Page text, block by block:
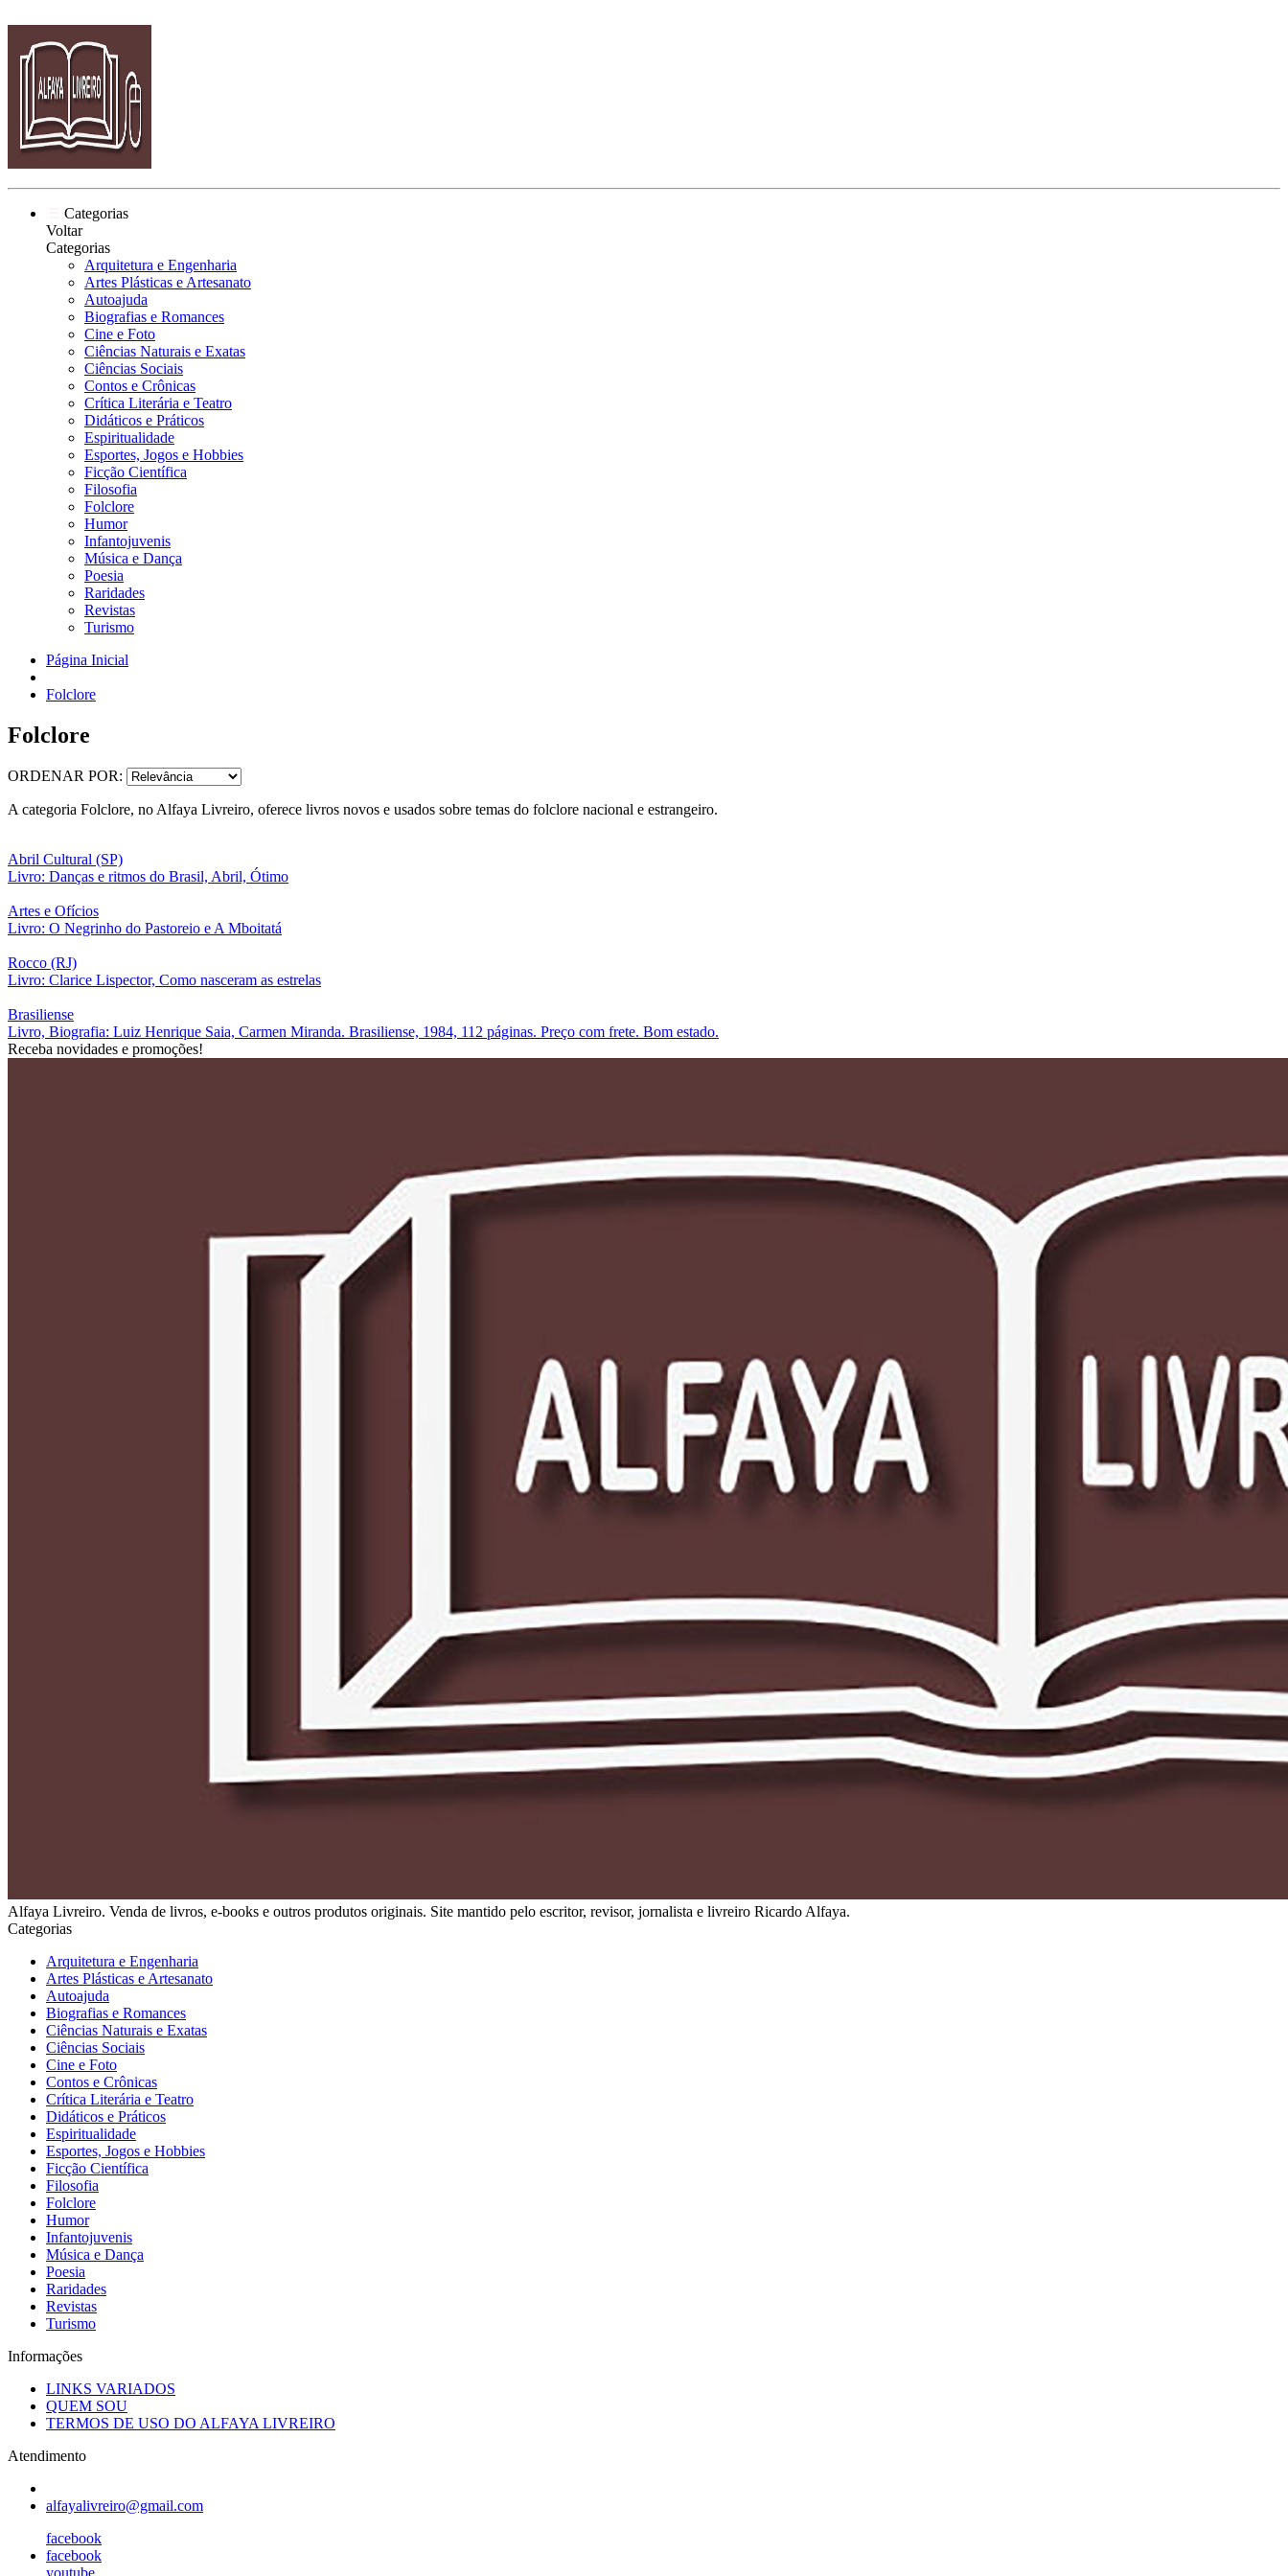
Categorias
Voltar
Categorias
Arquitetura e Engenharia
Artes Plásticas e Artesanato
Autoajuda
Biografias e Romances
Cine e Foto
Ciências Naturais e Exatas
Ciências Sociais
Contos e Crônicas
Crítica Literária e Teatro
Didáticos e Práticos
Espiritualidade
Esportes, Jogos e Hobbies
Ficção Científica
Filosofia
Folclore
Humor
Infantojuvenis
Música e Dança
Poesia
Raridades
Revistas
Turismo
Página Inicial
Folclore
Folclore
ORDENAR POR:
A categoria Folclore, no Alfaya Livreiro, oferece livros novos e usados sobre temas do folclore nacional e estrangeiro.
Abril Cultural (SP)
Livro: Danças e ritmos do Brasil, Abril, Ótimo
Artes e Ofícios
Livro: O Negrinho do Pastoreio e A Mboitatá
Rocco (RJ)
Livro: Clarice Lispector, Como nasceram as estrelas
Brasiliense
Livro, Biografia: Luiz Henrique Saia, Carmen Miranda. Brasiliense, 1984, 112 páginas. Preço com frete. Bom estado.
Receba novidades e promoções!
Alfaya Livreiro. Venda de livros, e-books e outros produtos originais. Site mantido pelo escritor, revisor, jornalista e livreiro Ricardo Alfaya.
Categorias
Arquitetura e Engenharia
Artes Plásticas e Artesanato
Autoajuda
Biografias e Romances
Ciências Naturais e Exatas
Ciências Sociais
Cine e Foto
Contos e Crônicas
Crítica Literária e Teatro
Didáticos e Práticos
Espiritualidade
Esportes, Jogos e Hobbies
Ficção Científica
Filosofia
Folclore
Humor
Infantojuvenis
Música e Dança
Poesia
Raridades
Revistas
Turismo
Informações
LINKS VARIADOS
QUEM SOU
TERMOS DE USO DO ALFAYA LIVREIRO
Atendimento
alfayalivreiro@gmail.com
facebook
facebook
youtube